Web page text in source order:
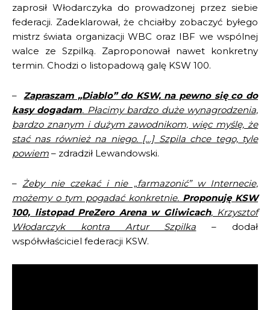
zaprosił Włodarczyka do prowadzonej przez siebie
federacji. Zadeklarował, że chciałby zobaczyć byłego
mistrz świata organizacji WBC oraz IBF we wspólnej
walce ze Szpilką. Zaproponował nawet konkretny
termin. Chodzi o listopadową galę KSW 100.
–Zapraszam „Diablo” do KSW, na pewno się co do
kasy dogadam. Płacimy bardzo duże wynagrodzenia,
bardzo znanym i dużym zawodnikom, więc myślę, że
stać nas również na niego. […] Szpila chce tego, tyle
powiem – zdradził Lewandowski.
–Żeby nie czekać i nie „farmazonić” w Internecie,
możemy o tym pogadać konkretnie. Proponuję KSW
100, listopad PreZero Arena w Gliwicach, Krzysztof
Włodarczyk kontra Artur Szpilka – dodał
współwłaściciel federacji KSW.